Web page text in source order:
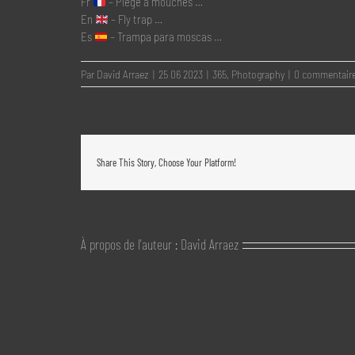
En
– Fly trap …
Es
– Trampa para moscas …
Par David Arraez | 25 06 2023 | 365, Photography | 0
Share This Story, Choose Your Platform!
À propos de l'auteur : David Arraez